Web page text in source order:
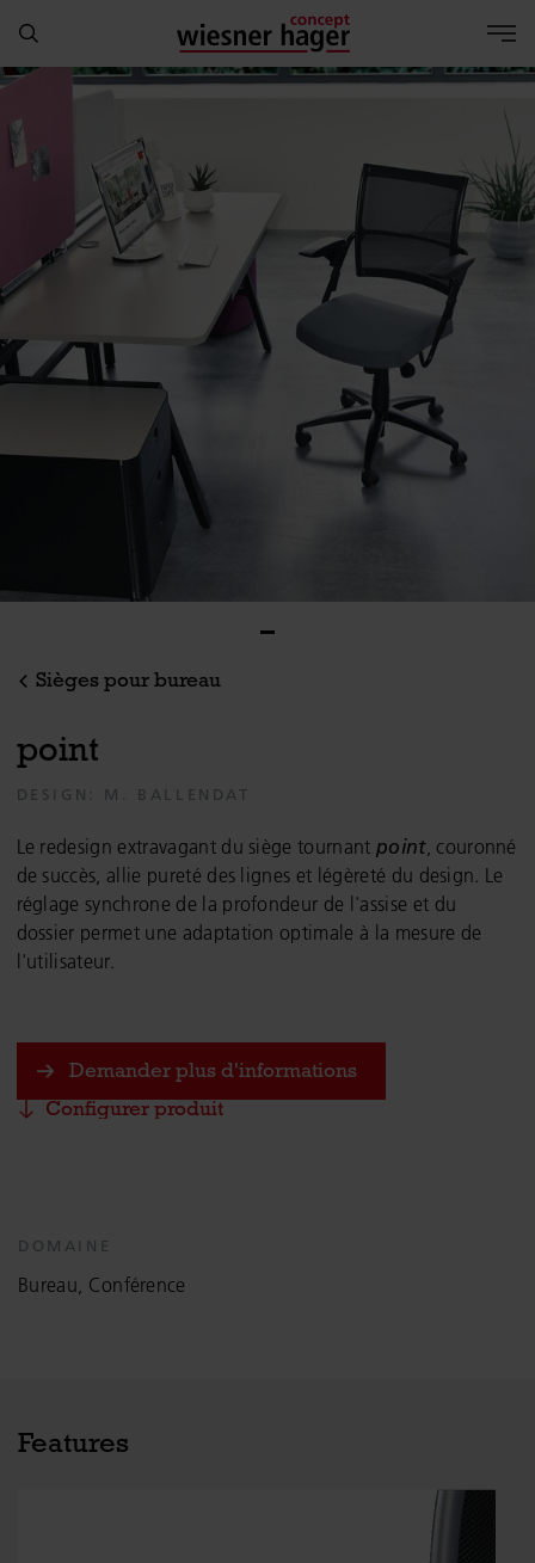
Sièges pour bureau
point
DESIGN: M. BALLENDAT
Le redesign extravagant du siège tournant point, couronné
de succès, allie pureté des lignes et légèreté du design. Le
réglage synchrone de la profondeur de l'assise et du
dossier permet une adaptation optimale à la mesure de
l'utilisateur.
Demander plus d'informations
Configurer produit
DOMAINE
Bureau, Conférence
Features